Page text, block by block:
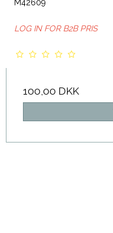
M42609
LOG IN FOR B2B PRIS
100,00 DKK